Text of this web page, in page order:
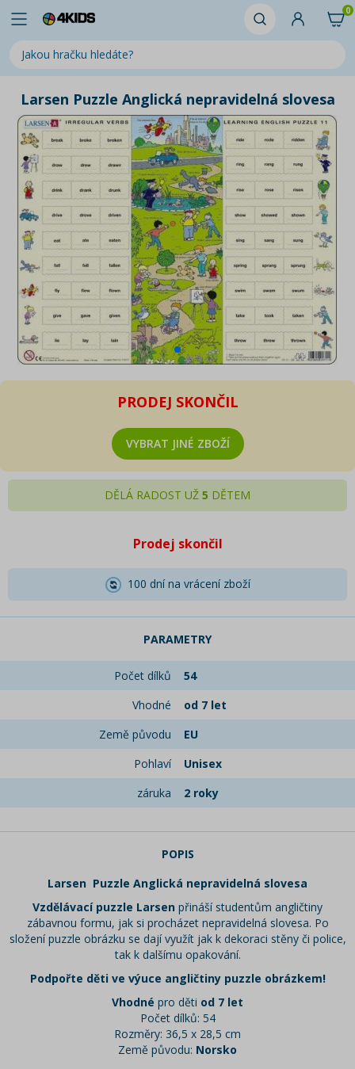
0
Larsen Puzzle Anglická nepravidelná slovesa
PRODEJ SKONČIL
VYBRAT JINÉ ZBOŽÍ
DĚLÁ RADOST UŽ 5 DĚTEM
Prodej skončil
100 dní na vrácení zboží
PARAMETRY
Počet dílků
54
Vhodné
od 7 let
Země původu
EU
Pohlaví
Unisex
záruka
2 roky
POPIS
Larsen Puzzle Anglická nepravidelná slovesa
Vzdělávací puzzle Larsen přináší studentům angličtiny
zábavnou formu, jak si procházet nepravidelná slovesa. Po
složení puzzle obrázku se dají využít jak k dekoraci stěny či police,
tak k dalšímu opakování.
Podpořte děti ve výuce angličtiny puzzle obrázkem!
Vhodné pro děti od 7 let
Počet dílků: 54
Rozměry: 36,5 x 28,5 cm
Země původu: Norsko